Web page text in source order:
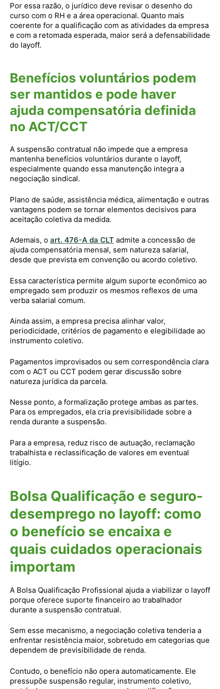
Por essa razão, o jurídico deve revisar o desenho do
curso com o RH e a área operacional. Quanto mais
coerente for a qualificação com as atividades da empresa
e com a retomada esperada, maior será a defensabilidade
do layoff.
Benefícios voluntários podem
ser mantidos e pode haver
ajuda compensatória definida
no ACT/CCT
A suspensão contratual não impede que a empresa
mantenha benefícios voluntários durante o layoff,
especialmente quando essa manutenção integra a
negociação sindical.
Plano de saúde, assistência médica, alimentação e outras
vantagens podem se tornar elementos decisivos para
aceitação coletiva da medida.
Ademais, o art. 476-A da CLT admite a concessão de
ajuda compensatória mensal, sem natureza salarial,
desde que prevista em convenção ou acordo coletivo.
Essa característica permite algum suporte econômico ao
empregado sem produzir os mesmos reflexos de uma
verba salarial comum.
Ainda assim, a empresa precisa alinhar valor,
periodicidade, critérios de pagamento e elegibilidade ao
instrumento coletivo.
Pagamentos improvisados ou sem correspondência clara
com o ACT ou CCT podem gerar discussão sobre
natureza jurídica da parcela.
Nesse ponto, a formalização protege ambas as partes.
Para os empregados, ela cria previsibilidade sobre a
renda durante a suspensão.
Para a empresa, reduz risco de autuação, reclamação
trabalhista e reclassificação de valores em eventual
litígio.
Bolsa Qualificação e seguro-
desemprego no layoff: como
o benefício se encaixa e
quais cuidados operacionais
importam
A Bolsa Qualificação Profissional ajuda a viabilizar o layoff
porque oferece suporte financeiro ao trabalhador
durante a suspensão contratual.
Sem esse mecanismo, a negociação coletiva tenderia a
enfrentar resistência maior, sobretudo em categorias que
dependem de previsibilidade de renda.
Contudo, o benefício não opera automaticamente. Ele
pressupõe suspensão regular, instrumento coletivo,